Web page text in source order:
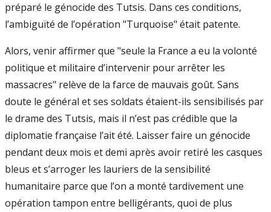
préparé le génocide des Tutsis. Dans ces conditions,
l’ambiguïté de l’opération "Turquoise" était patente.
Alors, venir affirmer que "seule la France a eu la volonté
politique et militaire d’intervenir pour arrêter les
massacres" relève de la farce de mauvais goût. Sans
doute le général et ses soldats étaient-ils sensibilisés par
le drame des Tutsis, mais il n’est pas crédible que la
diplomatie française l’ait été. Laisser faire un génocide
pendant deux mois et demi après avoir retiré les casques
bleus et s’arroger les lauriers de la sensibilité
humanitaire parce que l’on a monté tardivement une
opération tampon entre belligérants, quoi de plus